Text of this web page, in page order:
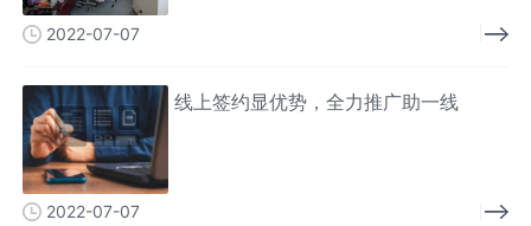
2022-07-07
线上签约显优势，全力推广助一线
2022-07-07